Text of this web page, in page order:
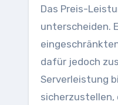
Das Preis-
unterscheiden.
dafür jedoch
Serverleistung
sicherzustellen,